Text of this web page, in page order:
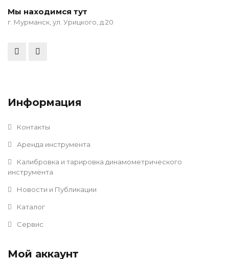
Мы находимся тут
г. Мурманск, ул. Урицкого, д 20
Информация
Контакты
Аренда инструмента
Калибровка и тарировка динамометрического
инструмента
Новости и Публикации
Каталог
Сервис
Мой аккаунт